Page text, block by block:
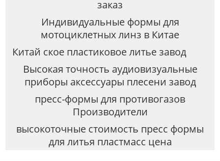
заказ
Индивидуальные формы для
мотоциклетных линз в Китае
Китай ское пластиковое литье завод
Высокая точность аудиовизуальные
приборы аксессуары плесени завод
пресс-формы для противогазов
Производители
высокоточные стоимость пресс формы
для литья пластмасс цена